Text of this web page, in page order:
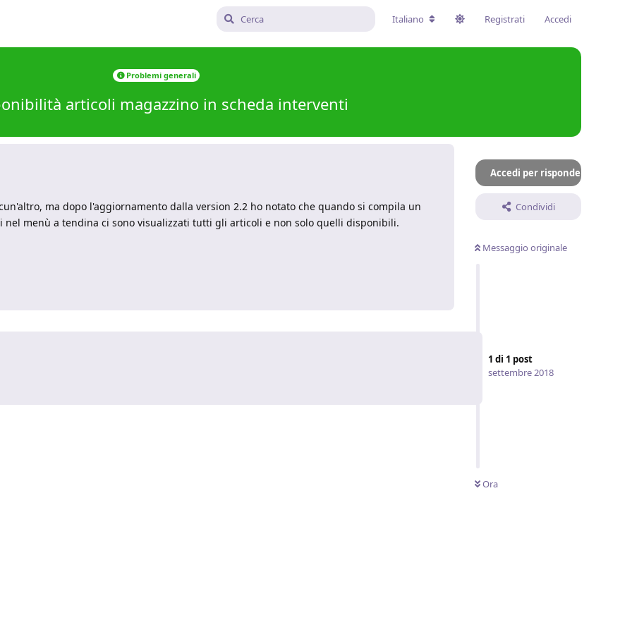
Italiano Registrati Accedi
Problemi generali
articoli magazzino in scheda interventi
Accedi per rispondere
Condividi
Messaggio originale
1 di 1 post
settembre 2018
Ora
ma dopo l'aggiornamento dalla version 2.2 ho notato che quando si compila un
menù a tendina ci sono visualizzati tutti gli articoli e non solo quelli disponibili.